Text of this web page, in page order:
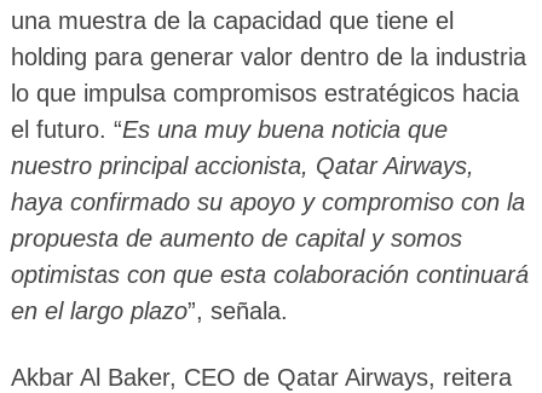
una muestra de la capacidad que tiene el
holding para generar valor dentro de la industria
lo que impulsa compromisos estratégicos hacia
el futuro. “Es una muy buena noticia que
nuestro principal accionista, Qatar Airways,
haya confirmado su apoyo y compromiso con la
propuesta de aumento de capital y somos
optimistas con que esta colaboración continuará
en el largo plazo”, señala.
Akbar Al Baker, CEO de Qatar Airways, reitera